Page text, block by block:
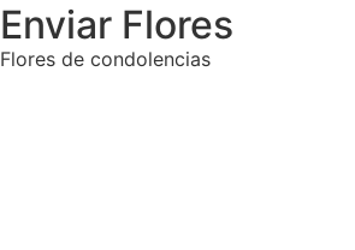
Enviar Flores
Flores de condolencias